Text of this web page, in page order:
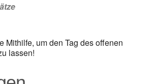
Mithilfe, um den Tag des offenen
lassen!